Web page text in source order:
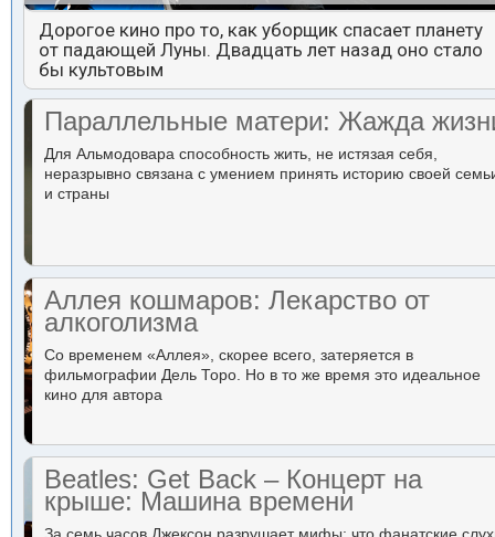
Дорогое кино про то, как уборщик спасает планету
от падающей Луны. Двадцать лет назад оно стало
бы культовым
Параллельные матери: Жажда
Для Альмодовара способность жить, не истязая себя,
неразрывно связана с умением принять историю своей
и страны
Аллея кошмаров: Лекарство от
алкоголизма
Со временем «Аллея», скорее всего, затеряется в
фильмографии Дель Торо. Но в то же время это идеальное
кино для автора
Beatles: Get Back – Концерт на
крыше: Машина времени